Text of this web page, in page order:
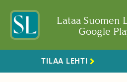
Lataa Suomen
Google
TILAA LEHTI